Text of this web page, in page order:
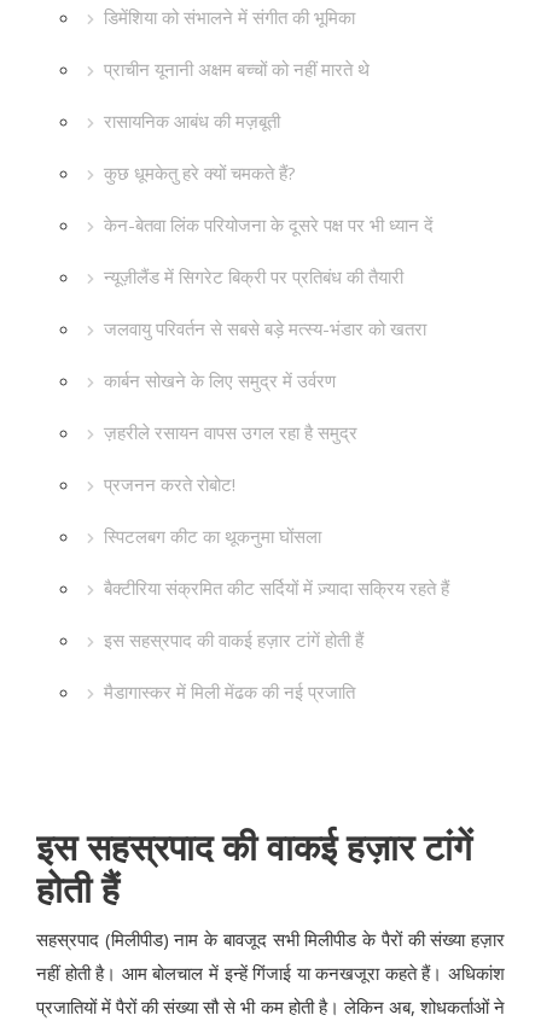
डिमेंशिया को संभालने में संगीत की भूमिका
प्राचीन यूनानी अक्षम बच्चों को नहीं मारते थे
रासायनिक आबंध की मज़बूती
कुछ धूमकेतु हरे क्यों चमकते हैं?
केन-बेतवा लिंक परियोजना के दूसरे पक्ष पर भी ध्यान दें
न्यूज़ीलैंड में सिगरेट बिक्री पर प्रतिबंध की तैयारी
जलवायु परिवर्तन से सबसे बड़े मत्स्य-भंडार को खतरा
कार्बन सोखने के लिए समुद्र में उर्वरण
ज़हरीले रसायन वापस उगल रहा है समुद्र
प्रजनन करते रोबोट!
स्पिटलबग कीट का थूकनुमा घोंसला
बैक्टीरिया संक्रमित कीट सर्दियों में ज़्यादा सक्रिय रहते हैं
इस सहस्रपाद की वाकई हज़ार टांगें होती हैं
मैडागास्कर में मिली मेंढक की नई प्रजाति
इस सहस्रपाद की वाकई हज़ार टांगें
होती हैं
सहस्रपाद (मिलीपीड) नाम के बावजूद सभी मिलीपीड के पैरों की संख्या हज़ार
नहीं होती है। आम बोलचाल में इन्हें गिंजाई या कनखजूरा कहते हैं। अधिकांश
प्रजातियों में पैरों की संख्या सौ से भी कम होती है। लेकिन अब, शोधकर्ताओं ने